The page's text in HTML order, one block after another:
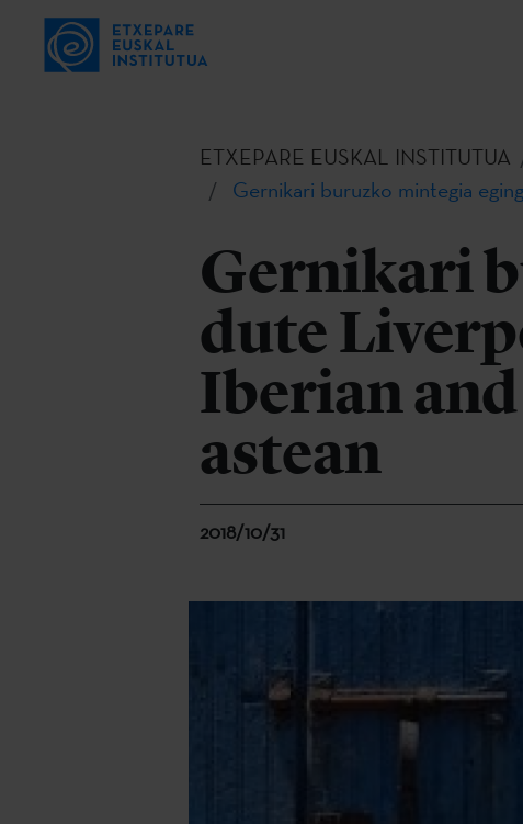
ETXEPARE EUSKAL INSTITUTUA
Gernikari buruzko mintegia
Gernikari
dute
Iberian
astean
2018/10/31